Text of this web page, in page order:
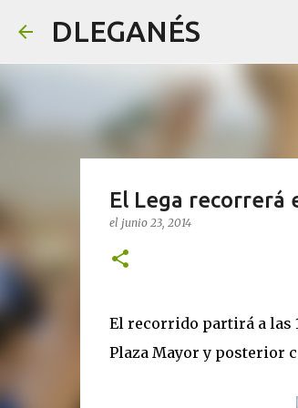
DLEGANÉS
El Lega recorrerá
el junio 23, 2014
El recorrido partirá a las
Plaza Mayor y posterior